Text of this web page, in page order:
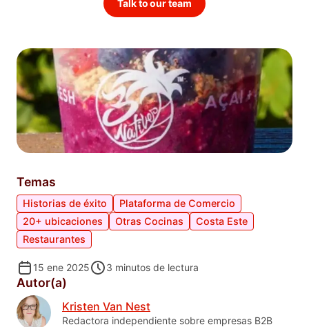
Talk to our team
Temas
Historias de éxito
Plataforma de Comercio
20+ ubicaciones
Otras Cocinas
Costa Este
Restaurantes
15 ene 2025 3 minutos de lectura
Autor(a)
Kristen Van Nest
Redactora independiente sobre empresas B2B